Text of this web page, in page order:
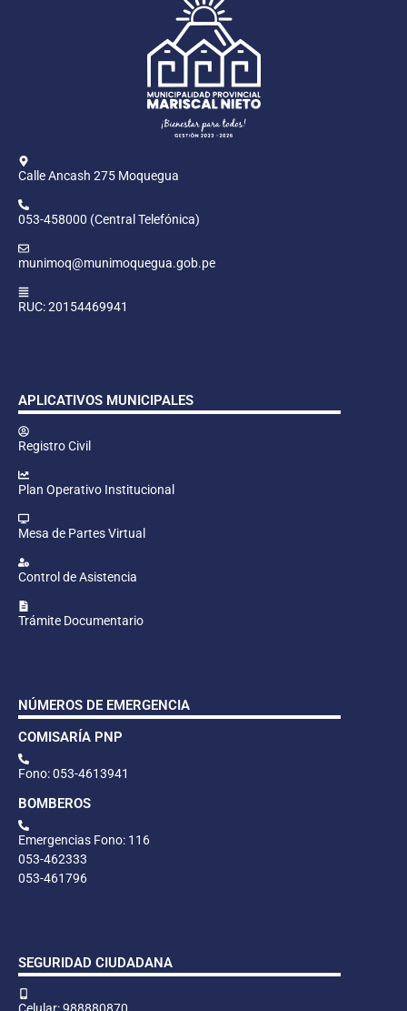
Calle Ancash 275 Moquegua
053-458000 (Central Telefónica)
munimoq@munimoquegua.gob.pe
RUC: 20154469941
APLICATIVOS MUNICIPALES
Registro Civil
Plan Operativo Institucional
Mesa de Partes Virtual
Control de Asistencia
Trámite Documentario
NÚMEROS DE EMERGENCIA
COMISARÍA PNP
Fono: 053-4613941
BOMBEROS
Emergencias Fono: 116
053-462333
053-461796
SEGURIDAD CIUDADANA
Celular: 988880870